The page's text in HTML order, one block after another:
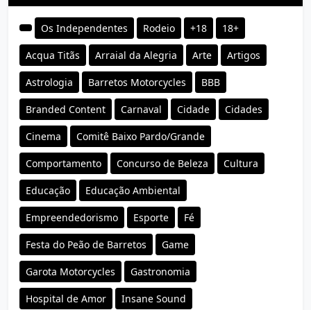
Os Independentes Rodeio +18 18+
Acqua Titãs Arraial da Alegria Arte Artigos
Astrologia Barretos Motorcycles BBB
Branded Content Carnaval Cidade Cidades
Cinema Comitê Baixo Pardo/Grande
Comportamento Concurso de Beleza Cultura
Educação Educação Ambiental
Empreendedorismo Esporte Fé
Festa do Peão de Barretos Game
Garota Motorcycles Gastronomia
Hospital de Amor Insane Sound